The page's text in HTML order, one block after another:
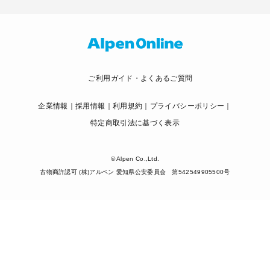
ご利用ガイド・よくあるご質問
企業情報 採用情報 利用規約
プライバシーポリシー
特定商取引法に基づく表示
© Alpen Co.,Ltd.
古物商許認可 (株)アルペン 愛知県公安委員会 第542549905500号